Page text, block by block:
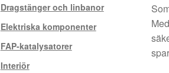
Dragstänger och linbanor
Elektriska komponenter
FAP-katalysatorer
Interiör